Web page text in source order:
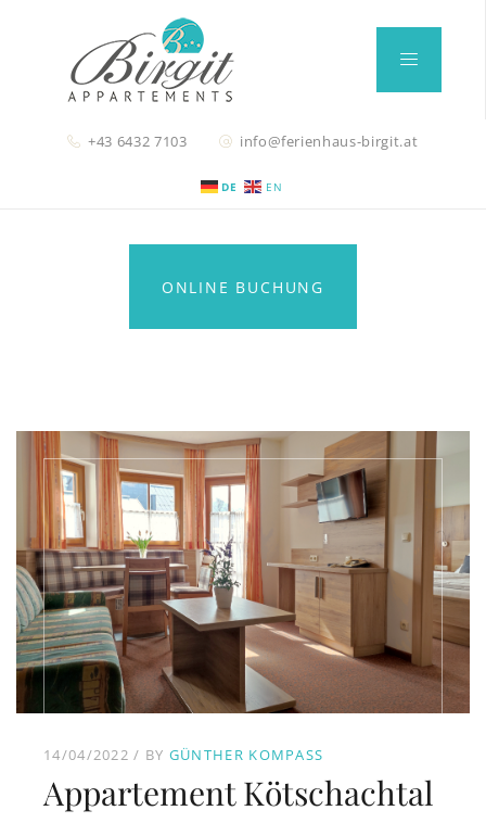
+43 6432 7103 info@ferienhaus-birgit.at
DE EN
ONLINE BUCHUNG
14/04/2022 BY GÜNTHER KOMPASS
Appartement Kötschachtal